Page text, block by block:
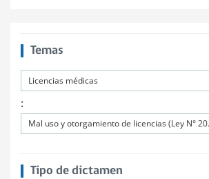
Temas
Licencias médicas
:
Mal uso y otorgamiento de licencias (Ley N°
Tipo de dictamen